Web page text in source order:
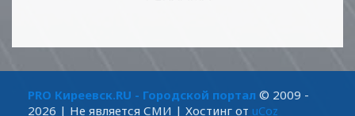
PRO Киреевск.RU - Городской портал © 2009 -
2026 | Не является СМИ | Хостинг от uCoz